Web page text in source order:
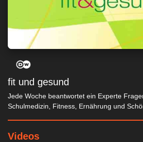
fit und gesund
Jede Woche beantwortet ein Experte
Schulmedizin, Fitness, Ernährung und
Videos